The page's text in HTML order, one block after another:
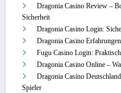
Dragonia Casino Review –
Sicherheit
Dragonia Casino Login:
Dragonia Casino
Fugu Casino Login:
Dragonia Casino Online –
Dragonia Casino
Spieler